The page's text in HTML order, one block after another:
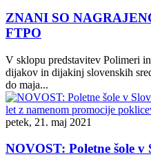
ZNANI SO
FTPO
V sklopu predstavitev Polimeri
dijakov in dijakinj slovenskih
do maja...
petek, 21. maj 2021
NOVOST: Poletne šole v